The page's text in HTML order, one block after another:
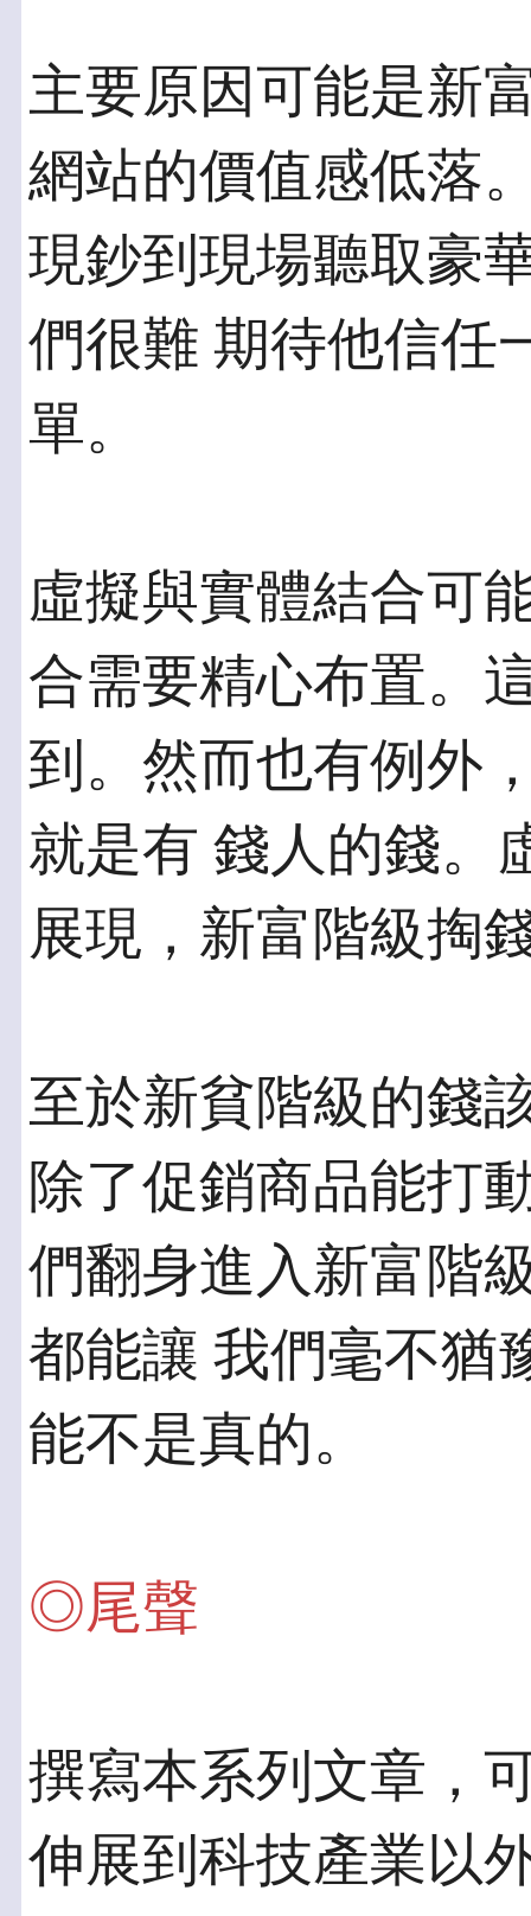
主要原因可能是新
網站的價值感低落
現鈔到現場聽取豪
們很難 期待他信任
單。
虛擬與實體結合可
合需要精心布置。
到。然而也有例外
就是有 錢人的錢。
展現，新富階級掏
至於新貧階級的錢
除了促銷商品能打
們翻身進入新富階
都能讓 我們毫不猶
能不是真的。
◎尾聲
撰寫本系列文章，
伸展到科技產業以